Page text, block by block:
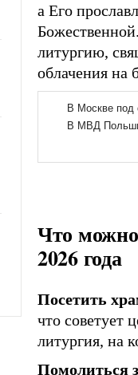
а Его
литургию,
облачения на
Что можно
2026 года
Посетить
что советует
литургия, на
Помолиться